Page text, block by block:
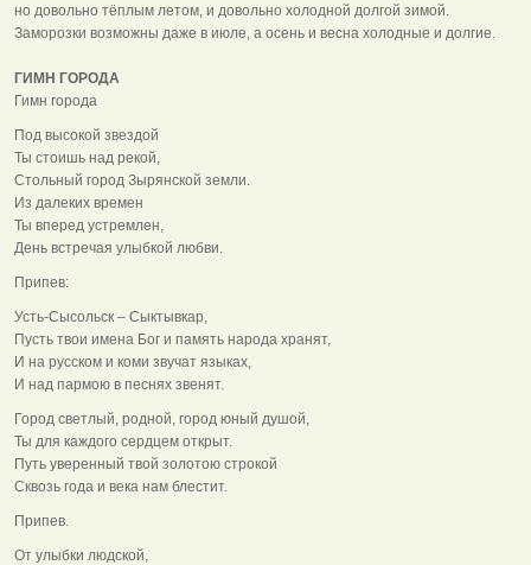
но довольно тёплым летом, и довольно холодной долгой зимой.
Заморозки возможны даже в июле, а осень и весна холодные и долгие.
ГИМН ГОРОДА
Гимн города
Под высокой звездой
Ты стоишь над рекой,
Стольный город Зырянской земли.
Из далеких времен
Ты вперед устремлен,
День встречая улыбкой любви.
Припев:
Усть-Сысольск – Сыктывкар,
Пусть твои имена Бог и память народа хранят,
И на русском и коми звучат языках,
И над пармою в песнях звенят.
Город светлый, родной, город юный душой,
Ты для каждого сердцем открыт.
Путь уверенный твой золотою строкой
Сквозь года и века нам блестит.
Припев.
От улыбки людской,